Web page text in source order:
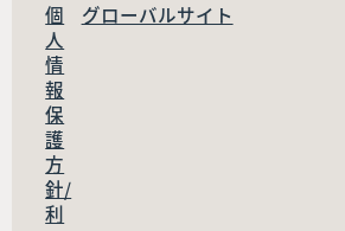
個
人
情
報
保
護
方
針/
利
グローバルサイト